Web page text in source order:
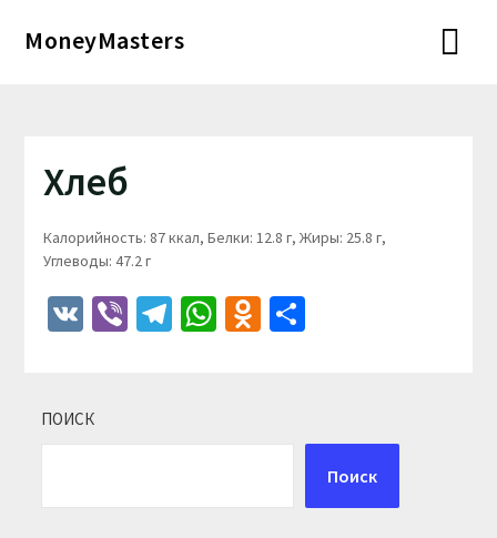
MoneyMasters
Хлеб
Калорийность: 87 ккал, Белки: 12.8 г, Жиры: 25.8 г,
Углеводы: 47.2 г
VKViberTelegram
WhatsApp
Odnoklassniki
Отправить
ПОИСК
Поиск